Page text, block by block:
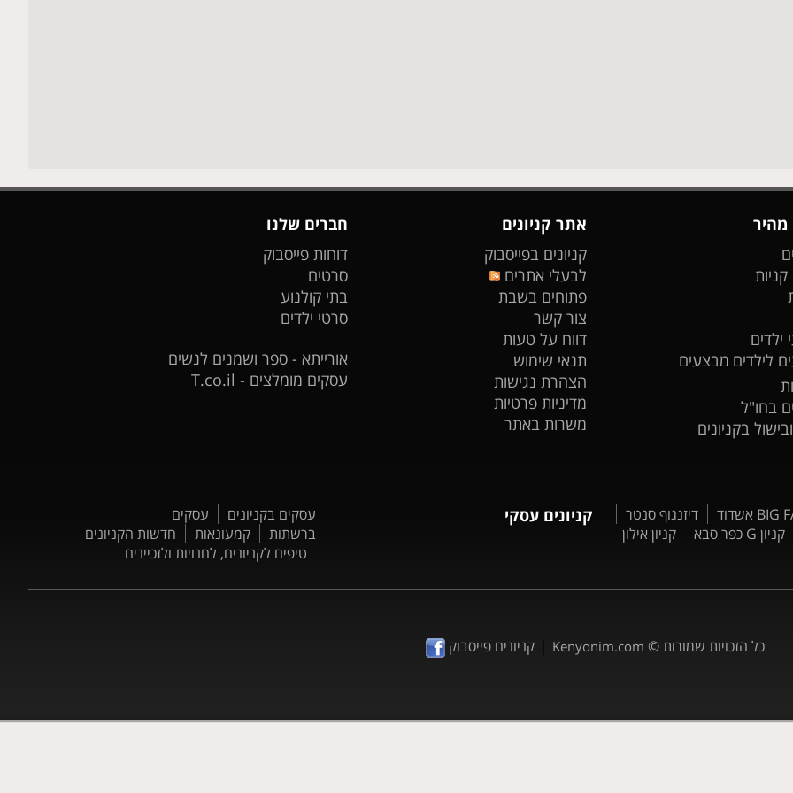
מהיר
קניות
ילדים
לילדים מבצעים
בחו"ל
בקניונים
אתר קניונים
קניונים בפייסבוק
לבעלי אתרים
פתוחים בשבת
צור קשר
דווח על טעות
תנאי שימוש
הצהרת נגישות
מדיניות פרטיות
משרות באתר
חברים שלנו
דוחות פייסבוק
סרטים
בתי קולנוע
סרטי ילדים
אורייתא - ספר ושמנים לנשים
עסקים מומלצים - T.co.il
דיזנגוף סנטר
קניון G כפר סבא
קניון אילון
קניונים עסקי עסקים בקניונים
עסקים
ברשתות
קמעונאות
חדשות הקניונים
טיפים לקניונים, לחנויות ולזכיינים
כל הזכויות שמורות © Kenyonim.com
|קניונים פייסבוק